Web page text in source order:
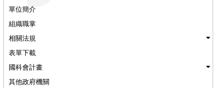
單位簡介
組織職掌
相關法規
表單下載
國科會計畫
其他政府機關